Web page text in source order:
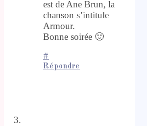
est de Ane Brun, la
chanson s’intitule
Armour.
Bonne soirée 🙂
#
Répondre